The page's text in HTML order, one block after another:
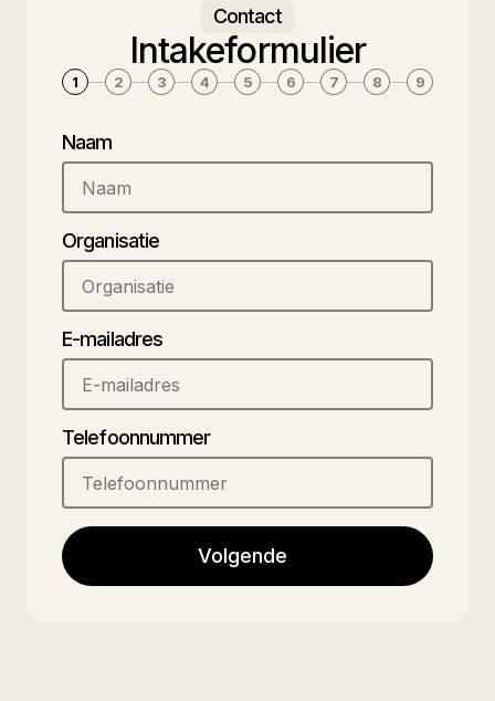
Contact
Intakeformulier
1 2 3 4 5 6 7 8 9
Naam
Organisatie
E-mailadres
Telefoonnummer
Volgende